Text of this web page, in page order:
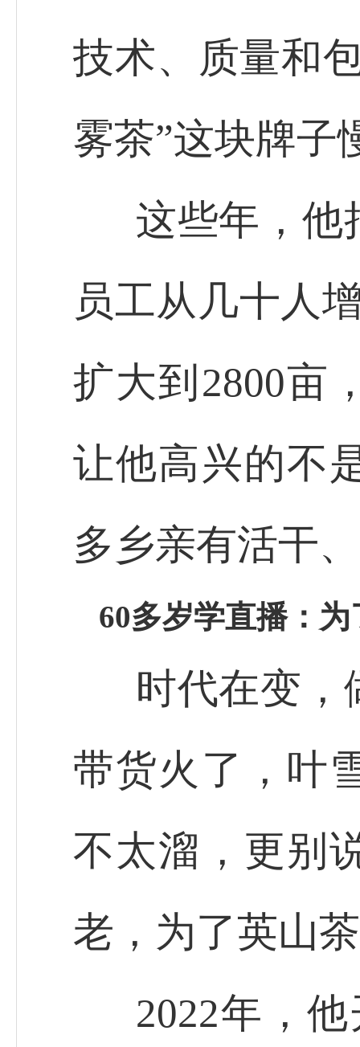
技术、质量和
雾茶”这块牌子
这些年，他
员工从几十人
扩大到2800亩
让他高兴的不
多乡亲有活干
60多岁学直播：
时代在变，
带货火了，叶
不太溜，更别
老，为了英山
2022年，